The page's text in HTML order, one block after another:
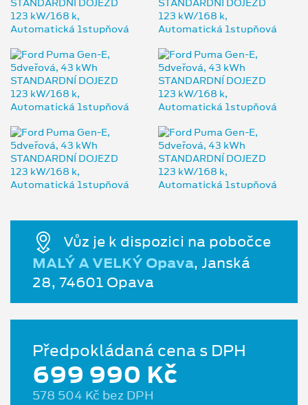
Vůz je k dispozici na pobočce
MALÝ A VELKÝ Opava, Janská
28, 74601 Opava
Předpokládaná cena s DPH
699 990 Kč
578 504 Kč bez DPH